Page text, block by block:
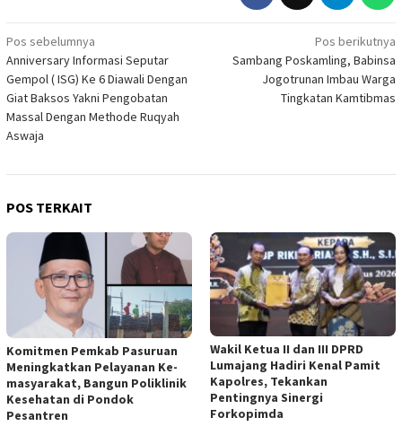
Navigasi
pos
Pos sebelumnya
Anniversary Informasi Seputar
Gempol ( ISG) Ke 6 Diawali Dengan
Giat Baksos Yakni Pengobatan
Massal Dengan Methode Ruqyah
Aswaja
Pos berikutnya
Sambang Poskamling, Babinsa
Jogotrunan Imbau Warga
Tingkatan Kamtibmas
POS TERKAIT
Komitmen Pemkab Pasuruan
Meningkatkan Pelayanan Ke-
masyarakat, Bangun Poliklinik
Kesehatan di Pondok
Pesantren
Wakil Ketua II dan III DPRD
Lumajang Hadiri Kenal Pamit
Kapolres, Tekankan
Pentingnya Sinergi
Forkopimda